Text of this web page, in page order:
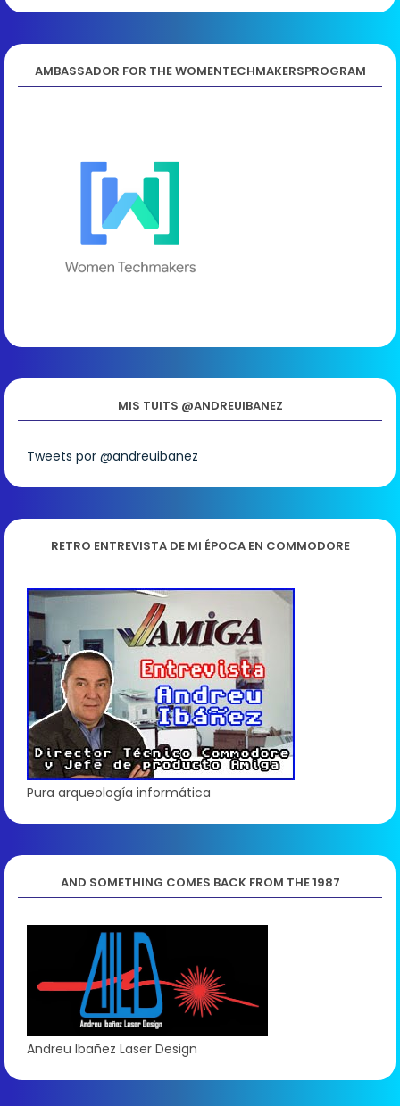
AMBASSADOR FOR THE WOMENTECHMAKERSPROGRAM
MIS TUITS @ANDREUIBANEZ
Tweets por @andreuibanez
RETRO ENTREVISTA DE MI ÉPOCA EN COMMODORE
Pura arqueología informática
AND SOMETHING COMES BACK FROM THE 1987
Andreu Ibañez Laser Design